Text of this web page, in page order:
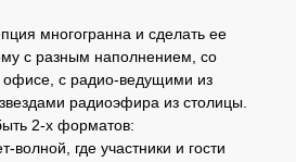
многогранна и сделать ее
с разным наполнением, со
офисе, с радио-ведущими из
радиоэфира из столицы.
2-х форматов:
волной, где участники и гости